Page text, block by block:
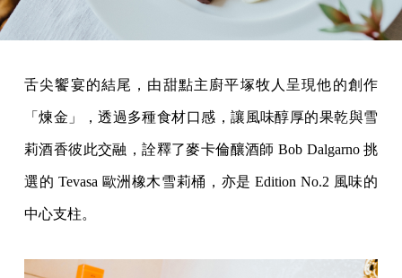
舌尖饗宴的結尾，由甜點主廚平塚牧人呈現他的創作
「煉金」，透過多種食材口感，讓風味醇厚的果乾與雪
莉酒香彼此交融，詮釋了麥卡倫釀酒師 Bob Dalgarno 挑
選的 Tevasa 歐洲橡木雪莉桶，亦是 Edition No.2 風味的
中心支柱。